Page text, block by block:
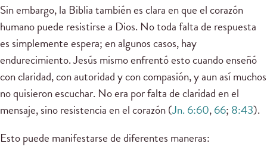
Sin embargo, la Biblia también es clara en que el corazón
humano puede resistirse a Dios. No toda falta de respuesta
es simplemente espera; en algunos casos, hay
endurecimiento. Jesús mismo enfrentó esto cuando enseñó
con claridad, con autoridad y con compasión, y aun así muchos
no quisieron escuchar. No era por falta de claridad en el
mensaje, sino resistencia en el corazón (Jn. 6:60,66; 8:43).
Esto puede manifestarse de diferentes maneras: